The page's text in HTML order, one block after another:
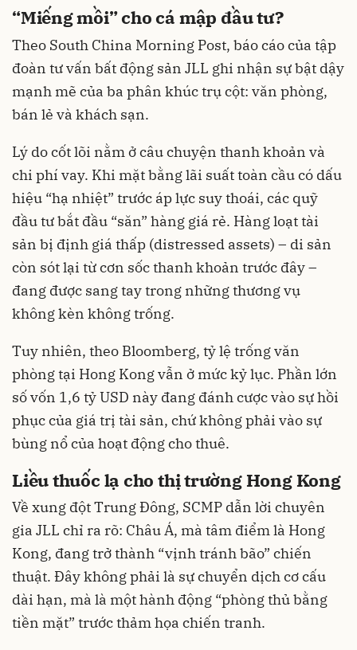
“Miếng mồi” cho cá mập đầu tư?
Theo South China Morning Post, báo cáo của tập
đoàn tư vấn bất động sản JLL ghi nhận sự bật dậy
mạnh mẽ của ba phân khúc trụ cột: văn phòng,
bán lẻ và khách sạn.
Lý do cốt lõi nằm ở câu chuyện thanh khoản và
chi phí vay. Khi mặt bằng lãi suất toàn cầu có dấu
hiệu “hạ nhiệt” trước áp lực suy thoái, các quỹ
đầu tư bắt đầu “săn” hàng giá rẻ. Hàng loạt tài
sản bị định giá thấp (distressed assets) – di sản
còn sót lại từ cơn sốc thanh khoản trước đây –
đang được sang tay trong những thương vụ
không kèn không trống.
Tuy nhiên, theo Bloomberg, tỷ lệ trống văn
phòng tại Hong Kong vẫn ở mức kỷ lục. Phần lớn
số vốn 1,6 tỷ USD này đang đánh cược vào sự hồi
phục của giá trị tài sản, chứ không phải vào sự
bùng nổ của hoạt động cho thuê.
Liều thuốc lạ cho thị trường Hong Kong
Về xung đột Trung Đông, SCMP dẫn lời chuyên
gia JLL chỉ ra rõ: Châu Á, mà tâm điểm là Hong
Kong, đang trở thành “vịnh tránh bão” chiến
thuật. Đây không phải là sự chuyển dịch cơ cấu
dài hạn, mà là một hành động “phòng thủ bằng
tiền mặt” trước thảm họa chiến tranh.